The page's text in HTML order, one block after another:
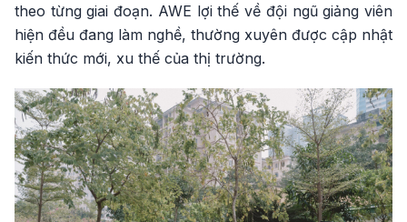
theo từng giai đoạn. AWE lợi thế về đội ngũ giảng viên
hiện đều đang làm nghề, thường xuyên được cập nhật
kiến thức mới, xu thế của thị trường.